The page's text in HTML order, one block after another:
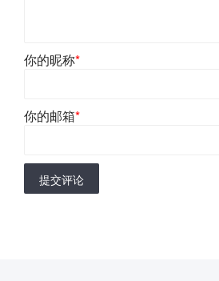
你的昵称*
你的邮箱*
提交评论